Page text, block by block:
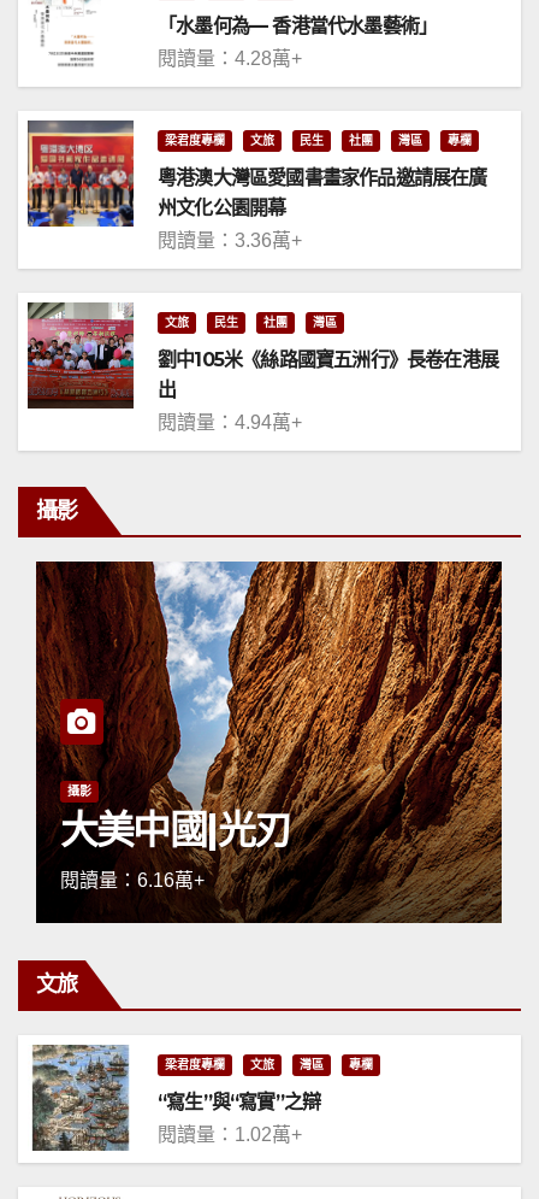
「水墨何為— 香港當代水墨藝術」
閱讀量：4.28萬+
梁君度專欄 文旅 民生 社團 灣區 專欄
粵港澳大灣區愛國書畫家作品邀請展在廣
州文化公園開幕
閱讀量：3.36萬+
文旅 民生 社團 灣區
劉中105米《絲路國寶五洲行》長卷在港展
出
閱讀量：4.94萬+
攝影
攝影
大美中國|光刃
閱讀量：6.16萬+
文旅
梁君度專欄 文旅 灣區 專欄
“寫生”與“寫實”之辯
閱讀量：1.02萬+